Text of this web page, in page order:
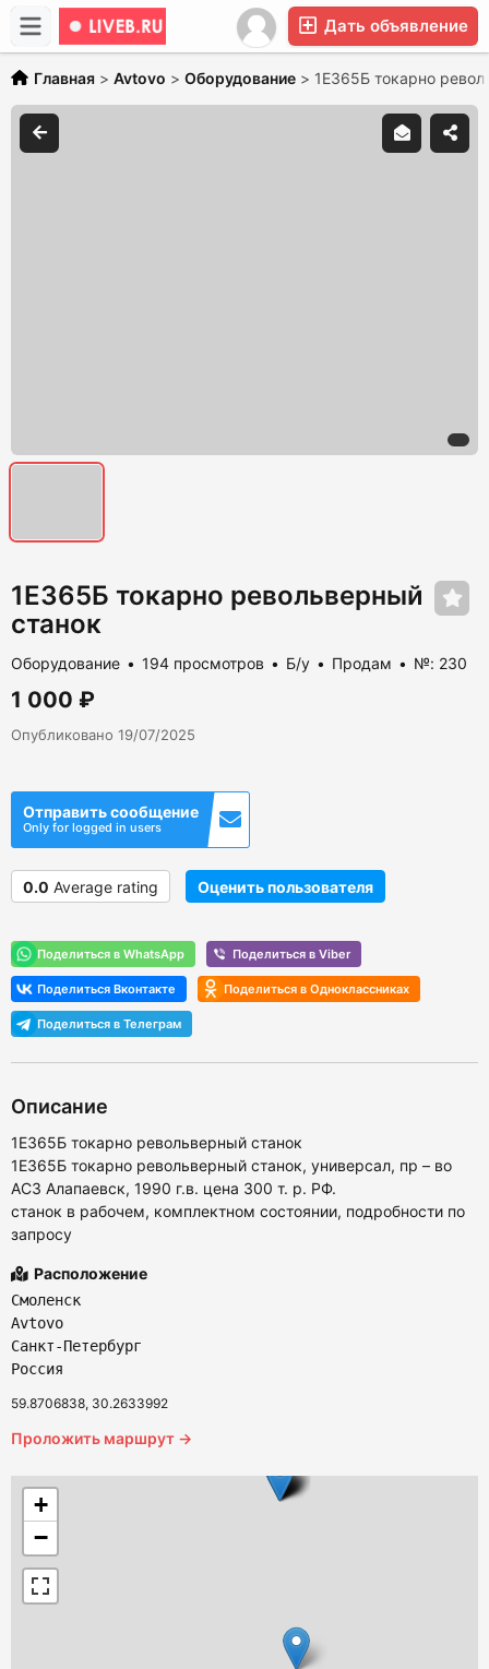
Дать объявление
Главная > Avtovo > Оборудование > 1Е365Б токарно
1Е365Б токарно револьверный
станок
Оборудование 194 просмотров Б/у Продам №: 230
1 000 ₽
Опубликовано 19/07/2025
Отправить сообщение
Only for logged in users
0.0 Average rating Оценить пользователя
Описание
1Е365Б токарно револьверный станок
1Е365Б токарно револьверный станок, универсал, пр – во
АСЗ Алапаевск, 1990 г.в. цена 300 т. р. РФ.
станок в рабочем, комплектном состоянии, подробности по
запросу
Расположение
Смоленск
Avtovo
Санкт-Петербург
Россия
59.8706838, 30.2633992
Проложить маршрут →
+
−